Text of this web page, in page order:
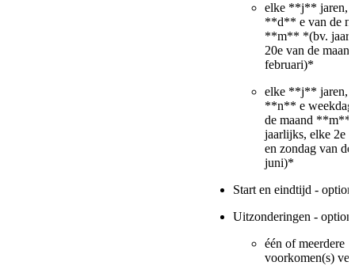
elke **j** jaren,
**d** e van de
**m** *(bv.
20e van de maand
februari)*
elke **j** jaren,
**n** e
de maand **m**
jaarlijks, elke 2e
en zondag van
juni)*
Start en eindtijd -
Uitzonderingen -
één of meerdere
voorkomen(s)